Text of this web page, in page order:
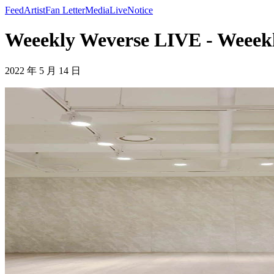
FeedArtistFan LetterMediaLiveNotice
Weeekly Weverse LIVE -
2022 年 5 月 14 日